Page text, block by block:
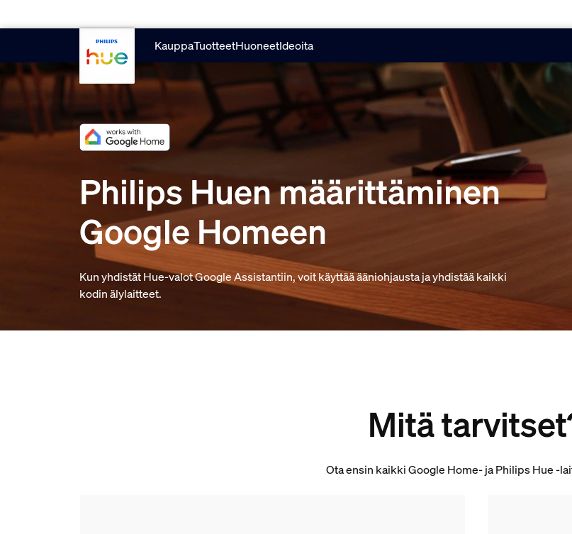
KauppaTuotteetHuoneetIdeoita
Philips Huen määrittäminen
Google Homeen
Kun yhdistät Hue-valot Google Assistantiin, voit käyttää ääniohjausta ja yhdistää kaikki
kodin älylaitteet.
Mitä
Ota ensin kaikki Google Home- ja Philips Hue -